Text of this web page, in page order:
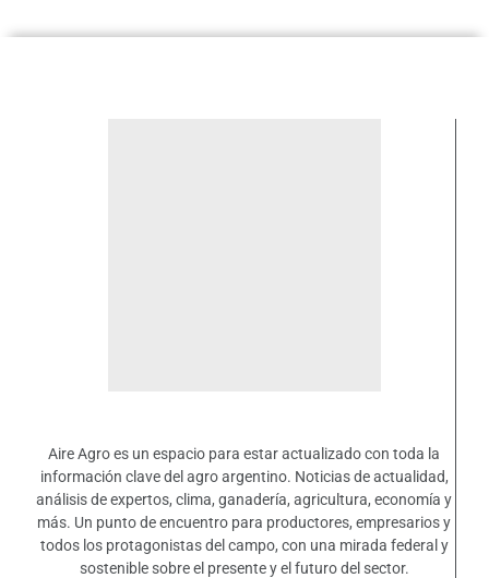
Aire Agro es un espacio para estar actualizado con toda la
información clave del agro argentino. Noticias de actualidad,
análisis de expertos, clima, ganadería, agricultura, economía y
más. Un punto de encuentro para productores, empresarios y
todos los protagonistas del campo, con una mirada federal y
sostenible sobre el presente y el futuro del sector.